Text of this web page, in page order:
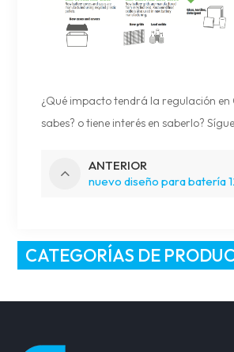
¿Qué impacto tendrá la regulación en
sabes? o tiene interés en saberlo?
ANTERIOR
nuevo diseño para batería
CATEGORÍAS DE